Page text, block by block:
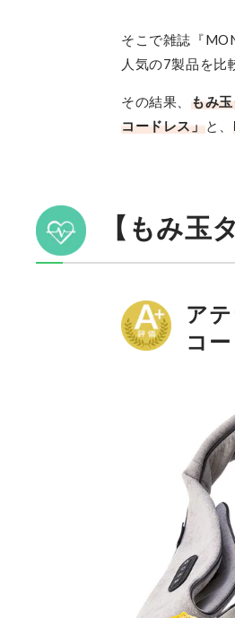
そこで雑誌『
人気の7製品を比
その結果、 もみ
コードレス」と、
【もみ玉
ア
コー